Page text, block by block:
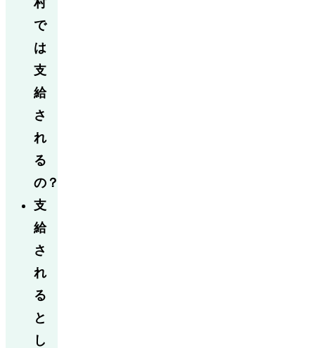
で
は
支
給
さ
れ
る
の？
支
給
さ
れ
る
と
し